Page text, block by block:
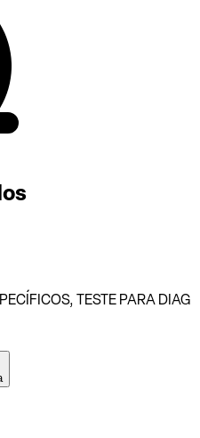
TESTE PARA DIAG